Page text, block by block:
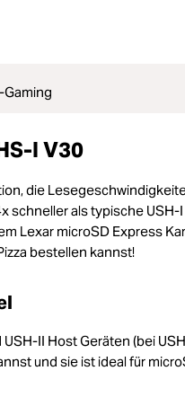
I V30
die
schneller als typische
Lexar microSD Express
bestellen kannst!
II Host Geräten (bei
und sie ist ideal für